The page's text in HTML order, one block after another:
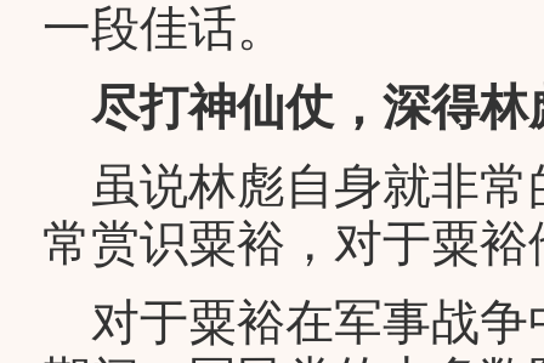
一段佳话。
尽打神仙仗，深得林
虽说林彪自身就非常
常赏识粟裕，对于粟
对于粟裕在军事战争